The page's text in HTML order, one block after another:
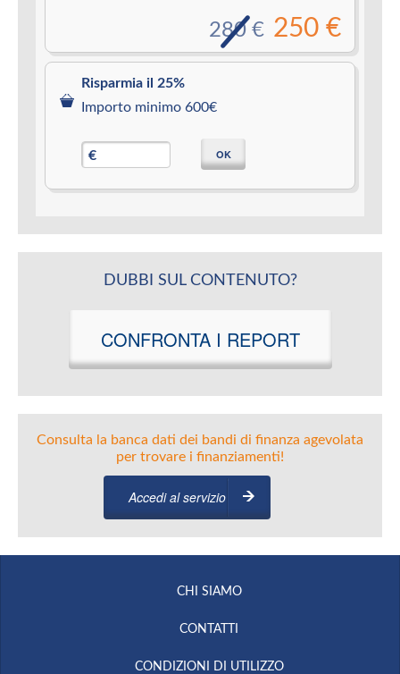
250 €
280 €
Risparmia il 25%
Importo minimo 600€
€ OK
DUBBI SUL CONTENUTO?
CONFRONTA I REPORT
Consulta la banca dati dei bandi di finanza agevolata
per trovare i finanziamenti!
Accedi al servizio
CHI SIAMO
CONTATTI
CONDIZIONI DI UTILIZZO